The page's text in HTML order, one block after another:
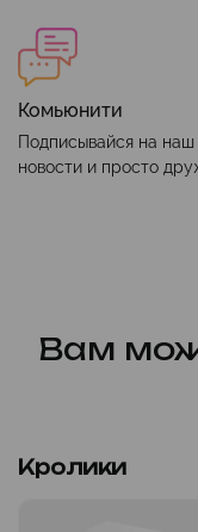
Комьюнити
Подписывайся на
новости и просто
Вам
Кролики